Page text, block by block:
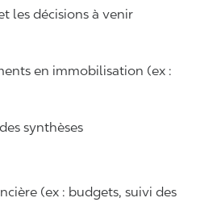
les décisions à venir
en immobilisation (ex :
synthèses
(ex : budgets, suivi des